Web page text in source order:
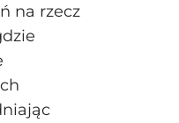
na rzecz